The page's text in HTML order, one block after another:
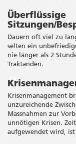
Überflüssige
Sitzungen/
Dauern oft viel zu
selten ein
nie länger als 2
Traktanden.
Krisenmanagement
unzureichende
Massnahmen zur
unnötigen Krisen.
aufgewendet wird,